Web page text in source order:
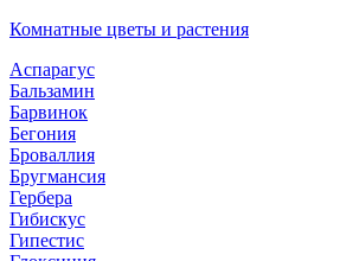
Комнатные цветы и растения
Аспарагус
Бальзамин
Барвинок
Бегония
Броваллия
Бругмансия
Гербера
Гибискус
Гипестис